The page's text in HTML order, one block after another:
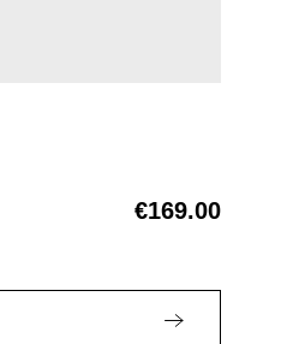
€169.00